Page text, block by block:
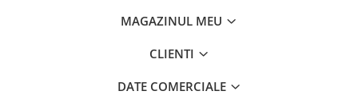
MAGAZINUL MEU
CLIENTI
DATE COMERCIALE